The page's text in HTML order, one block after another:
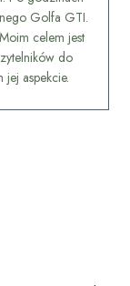
Golfa GTI.
celem jest
do
aspekcie.